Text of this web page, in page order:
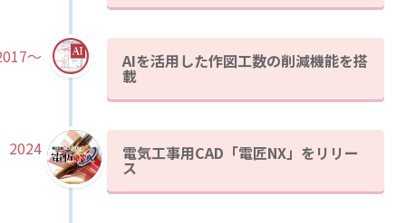
AIを活用した作図工数の削減機能を搭
載
～
電気工事用CAD「電匠NX」をリリー
ス
2024